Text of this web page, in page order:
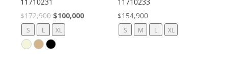
$172,900 El
precio
original
$100,000El
S L XL
$154,900
S M L XL